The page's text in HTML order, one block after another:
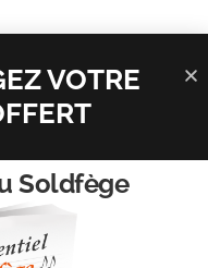
VOTRE
Soldfège